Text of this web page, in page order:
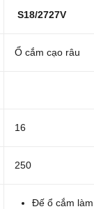
S18/2727V
Ổ cắm cạo râu
16
250
Đế ổ cắm